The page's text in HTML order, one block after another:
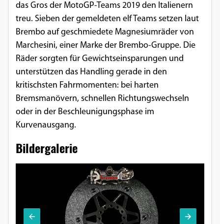
das Gros der MotoGP-Teams 2019 den Italienern
treu. Sieben der gemeldeten elf Teams setzen laut
Brembo auf geschmiedete Magnesiumräder von
Marchesini, einer Marke der Brembo-Gruppe. Die
Räder sorgten für Gewichtseinsparungen und
unterstützen das Handling gerade in den
kritischsten Fahrmomenten: bei harten
Bremsmanövern, schnellen Richtungswechseln
oder in der Beschleunigungsphase im
Kurvenausgang.
Bildergalerie